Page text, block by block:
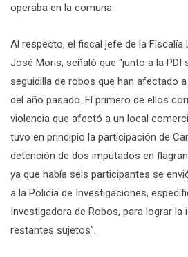
operaba en la comuna.
Al respecto, el fiscal jefe de la Fiscalía
José Moris, señaló que “junto a la PDI
seguidilla de robos que han afectado
del año pasado. El primero de ellos
violencia que afectó a un local
tuvo en principio la participación de
detención de dos imputados en
ya que había seis participantes se
a la Policía de Investigaciones,
Investigadora de Robos, para lograr la
restantes sujetos”.